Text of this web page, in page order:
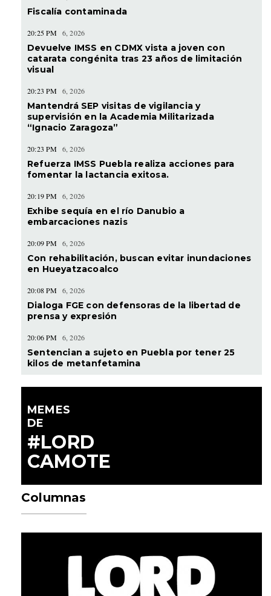
Fiscalía contaminada
20:25 PM 6, 2026
Devuelve IMSS en CDMX vista a joven con
catarata congénita tras 23 años de limitación
visual
20:23 PM 6, 2026
Mantendrá SEP visitas de vigilancia y
supervisión en la Academia Militarizada
“Ignacio Zaragoza”
20:23 PM 6, 2026
Refuerza IMSS Puebla realiza acciones para
fomentar la lactancia exitosa.
20:19 PM 6, 2026
Exhibe sequía en el río Danubio a
embarcaciones nazis
20:09 PM 6, 2026
Con rehabilitación, buscan evitar inundaciones
en Hueyatzacoalco
20:08 PM 6, 2026
Dialoga FGE con defensoras de la libertad de
prensa y expresión
20:06 PM 6, 2026
Sentencian a sujeto en Puebla por tener 25
kilos de metanfetamina
MEMES
DE
#LORD
CAMOTE
Columnas